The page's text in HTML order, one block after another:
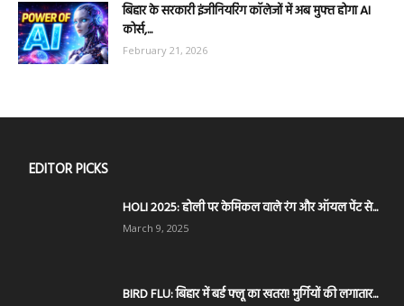
बिहार के सरकारी इंजीनियरिंग कॉलेजों में अब मुफ्त होगा AI
कोर्स,...
February 21, 2026
EDITOR PICKS
HOLI 2025: होली पर केमिकल वाले रंग और ऑयल पेंट से...
March 9, 2025
BIRD FLU: बिहार में बर्ड फ्लू का खतरा! मुर्गियों की लगातार...